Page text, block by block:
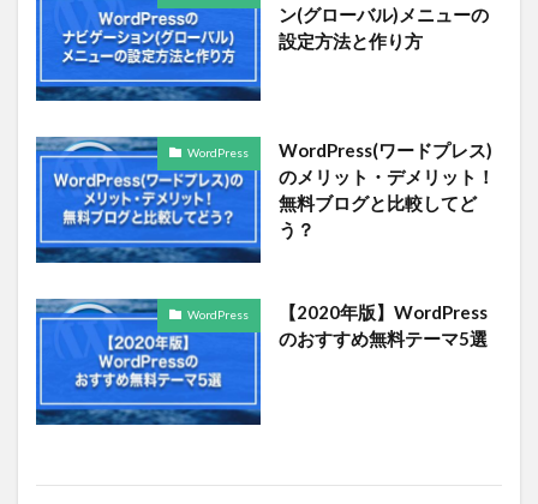
ン(グローバル)メニューの
設定方法と作り方
WordPress
WordPress(ワードプレス)
のメリット・デメリット！
無料ブログと比較してど
う？
WordPress
【2020年版】WordPress
のおすすめ無料テーマ5選